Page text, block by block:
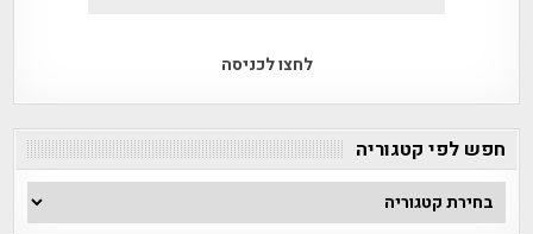
לחצו לכניסה
חפש לפי קטגוריה
חפש
לפי